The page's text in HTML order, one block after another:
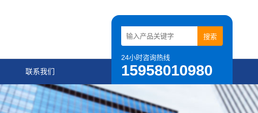
24小时咨询热线
15958010980
联系我们